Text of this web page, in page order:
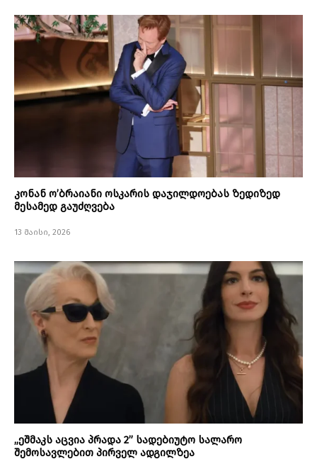
კონან ო’ბრაიანი ოსკარის დაჯილდოებას ზედიზედ
მესამედ გაუძღვება
13 მაისი, 2026
„ეშმაკს აცვია პრადა 2” სადებიუტო სალარო
შემოსავლებით პირველ ადგილზეა